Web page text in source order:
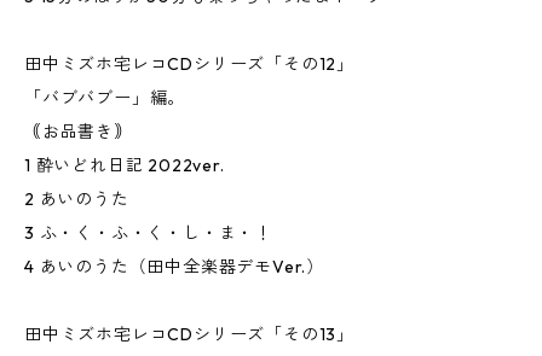
田中ミズホ宅レコCDシリーズ「その12」
「バブバブー」編。
｟お品書き｠
1 酔いどれ日記 2022ver.
2 あいのうた
3 ふ・く・ふ・く・し・ま・！
4 あいのうた（田中全楽器デモVer.）
田中ミズホ宅レコCDシリーズ「その13」